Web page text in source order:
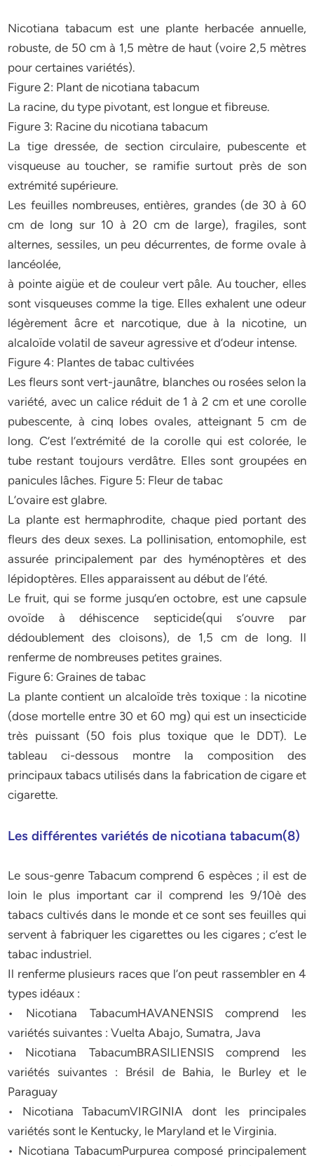
Nicotiana tabacum est une plante herbacée annuelle,
robuste, de 50 cm à 1,5 mètre de haut (voire 2,5 mètres
pour certaines variétés).
Figure 2: Plant de nicotiana tabacum
La racine, du type pivotant, est longue et fibreuse.
Figure 3: Racine du nicotiana tabacum
La tige dressée, de section circulaire, pubescente et
visqueuse au toucher, se ramifie surtout près de son
extrémité supérieure.
Les feuilles nombreuses, entières, grandes (de 30 à 60
cm de long sur 10 à 20 cm de large), fragiles, sont
alternes, sessiles, un peu décurrentes, de forme ovale à
lancéolée,
à pointe aigüe et de couleur vert pâle. Au toucher, elles
sont visqueuses comme la tige. Elles exhalent une odeur
légèrement âcre et narcotique, due à la nicotine, un
alcaloïde volatil de saveur agressive et d’odeur intense.
Figure 4: Plantes de tabac cultivées
Les fleurs sont vert-jaunâtre, blanches ou rosées selon la
variété, avec un calice réduit de 1 à 2 cm et une corolle
pubescente, à cinq lobes ovales, atteignant 5 cm de
long. C’est l’extrémité de la corolle qui est colorée, le
tube restant toujours verdâtre. Elles sont groupées en
panicules lâches. Figure 5: Fleur de tabac
L’ovaire est glabre.
La plante est hermaphrodite, chaque pied portant des
fleurs des deux sexes. La pollinisation, entomophile, est
assurée principalement par des hyménoptères et des
lépidoptères. Elles apparaissent au début de l’été.
Le fruit, qui se forme jusqu’en octobre, est une capsule
ovoïde à déhiscence septicide(qui s’ouvre par
dédoublement des cloisons), de 1,5 cm de long. Il
renferme de nombreuses petites graines.
Figure 6: Graines de tabac
La plante contient un alcaloïde très toxique : la nicotine
(dose mortelle entre 30 et 60 mg) qui est un insecticide
très puissant (50 fois plus toxique que le DDT). Le
tableau ci-dessous montre la composition des
principaux tabacs utilisés dans la fabrication de cigare et
cigarette.
Les différentes variétés de nicotiana tabacum(8)
Le sous-genre Tabacum comprend 6 espèces ; il est de
loin le plus important car il comprend les 9/10è des
tabacs cultivés dans le monde et ce sont ses feuilles qui
servent à fabriquer les cigarettes ou les cigares ; c’est le
tabac industriel.
Il renferme plusieurs races que l’on peut rassembler en 4
types idéaux :
• Nicotiana TabacumHAVANENSIS comprend les
variétés suivantes : Vuelta Abajo, Sumatra, Java
• Nicotiana TabacumBRASILIENSIS comprend les
variétés suivantes : Brésil de Bahia, le Burley et le
Paraguay
• Nicotiana TabacumVIRGINIA dont les principales
variétés sont le Kentucky, le Maryland et le Virginia.
• Nicotiana TabacumPurpurea composé principalement